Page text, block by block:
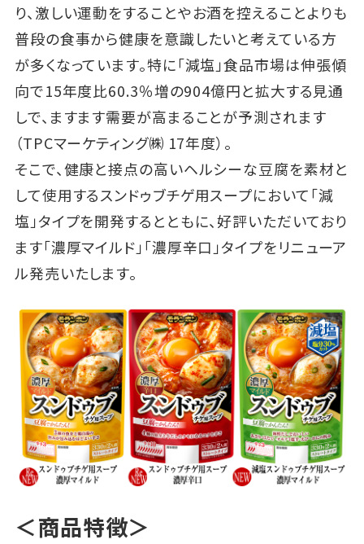
り、激しい運動をすることやお酒を控えることよりも
普段の食事から健康を意識したいと考えている方
が多くなっています。特に「減塩」食品市場は伸張傾
向で15年度比60.3％増の904億円と拡大する見通
しで、ますます需要が高まることが予測されます
（TPCマーケティング㈱ 17年度）。
そこで、健康と接点の高いヘルシーな豆腐を素材と
して使用するスンドゥブチゲ用スープにおいて「減
塩」タイプを開発するとともに、好評いただいており
ます「濃厚マイルド」「濃厚辛口」タイプをリニューア
ル発売いたします。
＜商品特徴＞